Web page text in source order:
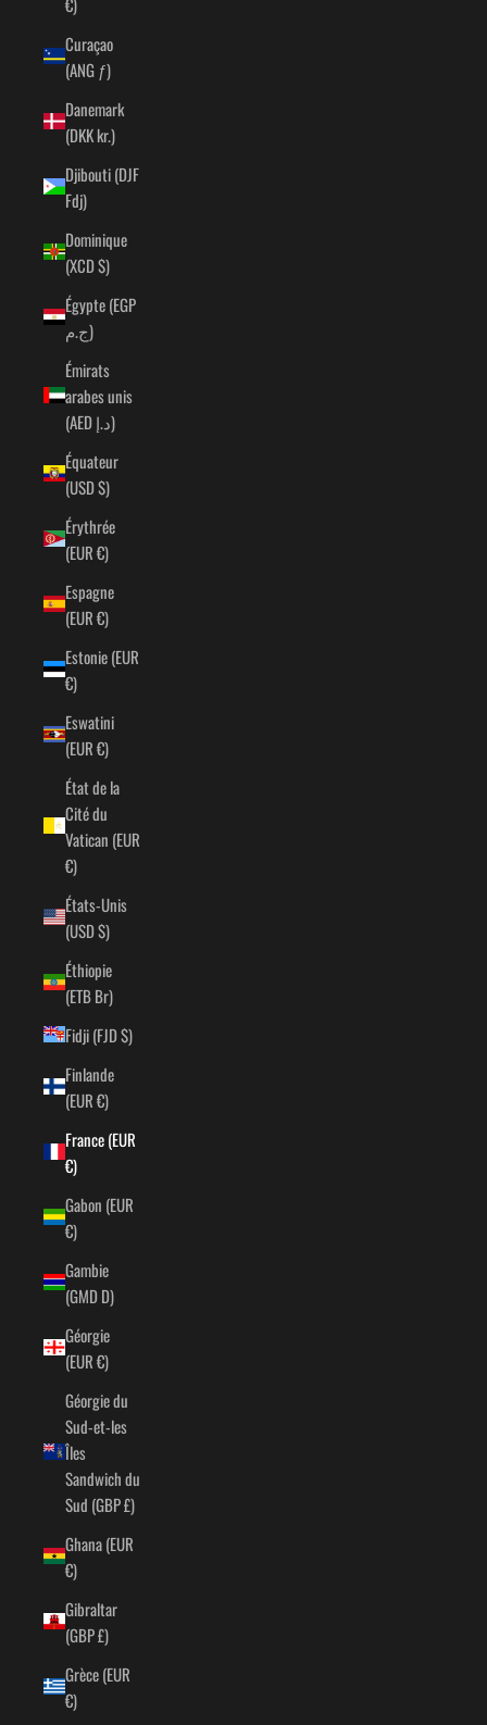
Curaçao
(ANG ƒ)
Danemark
(DKK kr.)
Djibouti (DJF
Fdj)
Dominique
(XCD $)
Égypte (EGP
ج.م)
Émirats
arabes unis
(AED د.إ)
Équateur
(USD $)
Érythrée
(EUR €)
Espagne
(EUR €)
Estonie (EUR
€)
Eswatini
(EUR €)
État de la
Cité du
Vatican (EUR
€)
États-Unis
(USD $)
Éthiopie
(ETB Br)
Fidji (FJD $)
Finlande
(EUR €)
France (EUR
€)
Gabon (EUR
€)
Gambie
(GMD D)
Géorgie
(EUR €)
Géorgie du
Sud-et-les
Îles
Sandwich du
Sud (GBP £)
Ghana (EUR
€)
Gibraltar
(GBP £)
Grèce (EUR
€)